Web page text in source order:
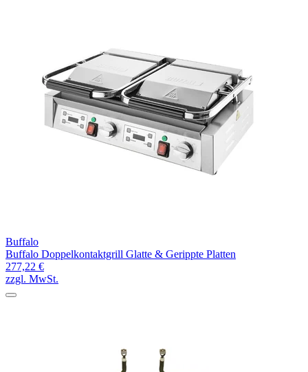
Buffalo
Buffalo Doppelkontaktgrill Glatte & Gerippte Platten
277,22 €
zzgl. MwSt.